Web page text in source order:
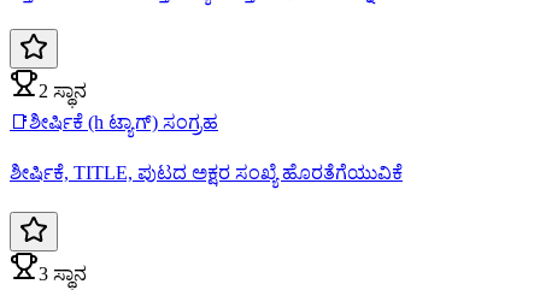
2 ಸ್ಥಾನ
📑ಶೀರ್ಷಿಕೆ (h ಟ್ಯಾಗ್) ಸಂಗ್ರಹ
ಶೀರ್ಷಿಕೆ, TITLE, ಪುಟದ ಅಕ್ಷರ ಸಂಖ್ಯೆ ಹೊರತೆಗೆಯುವಿಕೆ
3 ಸ್ಥಾನ